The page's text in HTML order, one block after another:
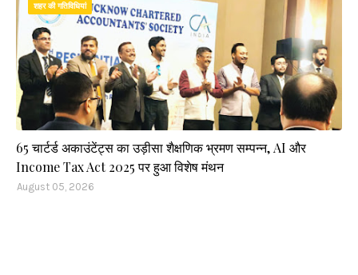
शहर की गतिविधियां
65 चार्टर्ड अकाउंटेंट्स का उड़ीसा शैक्षणिक भ्रमण सम्पन्न, AI और
Income Tax Act 2025 पर हुआ विशेष मंथन
August 05, 2026